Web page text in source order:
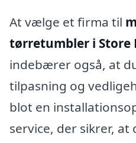
At vælge et firma til
tørretumbler i Store
indebærer også, at
tilpasning og
blot en
service, der sikrer,